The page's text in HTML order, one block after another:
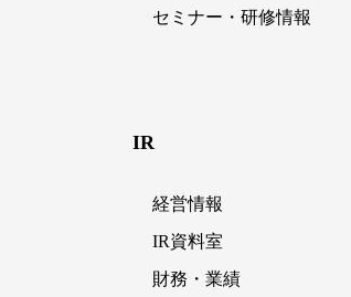
セミナー・研修情報
IR
経営情報
IR資料室
財務・業績